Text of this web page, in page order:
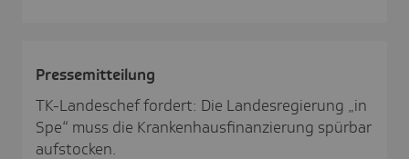
Pres­se­mit­tei­lung
TK-Landeschef fordert: Die Landesregierung „in
Spe“ muss die Krankenhausfinanzierung spürbar
aufstocken.